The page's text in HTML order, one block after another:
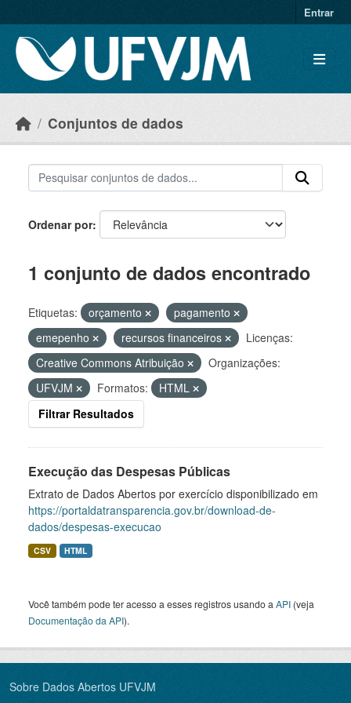
Entrar
Conjuntos de dados
Ordenar por
1 conjunto de dados encontrado
Etiquetas: orçamento
pagamento
emepenho
recursos financeiros
Licenças:
Creative Commons Atribuição
Organizações:
UFVJM
Formatos:
HTML
Filtrar Resultados
Execução das Despesas Públicas
Extrato de Dados Abertos por exercício disponibilizado em
https://portaldatransparencia.gov.br/download-de-
dados/despesas-execucao
CSV HTML
Você também pode ter acesso a esses registros usando a API (veja
Documentação da API).
Sobre Dados Abertos UFVJM